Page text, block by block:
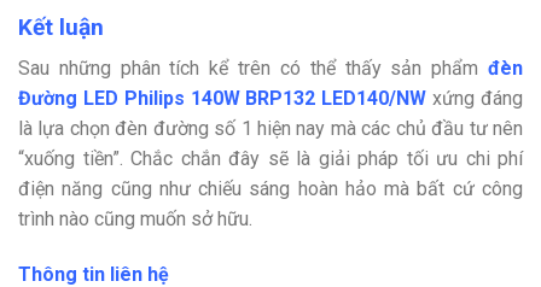
Kết luận
Sau những phân tích kể trên có thể thấy sản phẩm đèn
Đường LED Philips 140W BRP132 LED140/NW xứng đáng
là lựa chọn đèn đường số 1 hiện nay mà các chủ đầu tư nên
“xuống tiền”. Chắc chắn đây sẽ là giải pháp tối ưu chi phí
điện năng cũng như chiếu sáng hoàn hảo mà bất cứ công
trình nào cũng muốn sở hữu.
Thông tin liên hệ